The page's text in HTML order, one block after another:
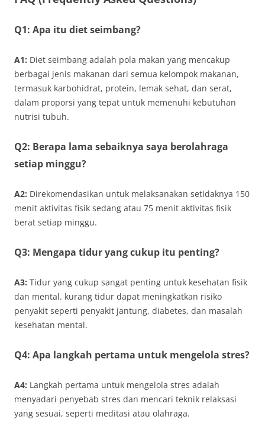
Q1: Apa itu diet seimbang?
A1: Diet seimbang adalah pola makan yang mencakup
berbagai jenis makanan dari semua kelompok makanan,
termasuk karbohidrat, protein, lemak sehat, dan serat,
dalam proporsi yang tepat untuk memenuhi kebutuhan
nutrisi tubuh.
Q2: Berapa lama sebaiknya saya berolahraga
setiap minggu?
A2: Direkomendasikan untuk melaksanakan setidaknya 150
menit aktivitas fisik sedang atau 75 menit aktivitas fisik
berat setiap minggu.
Q3: Mengapa tidur yang cukup itu penting?
A3: Tidur yang cukup sangat penting untuk kesehatan fisik
dan mental. kurang tidur dapat meningkatkan risiko
penyakit seperti penyakit jantung, diabetes, dan masalah
kesehatan mental.
Q4: Apa langkah pertama untuk mengelola stres?
A4: Langkah pertama untuk mengelola stres adalah
menyadari penyebab stres dan mencari teknik relaksasi
yang sesuai, seperti meditasi atau olahraga.